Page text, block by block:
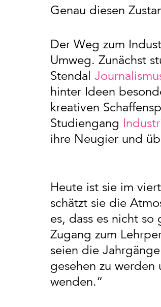
Genau diesen
Der Weg zum
Umweg. Zunächst
Stendal
hinter Ideen
kreativen
Studiengang
ihre Neugier und
Heute ist sie im
schätzt sie die
es, dass es nicht
Zugang zum
seien die
gesehen zu
wenden.“